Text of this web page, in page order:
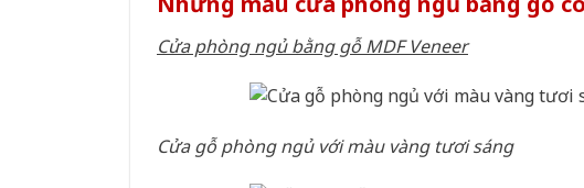
Cửa phòng ngủ bằng gỗ MDF Veneer
Cửa gỗ phòng ngủ với màu vàng tươi sáng